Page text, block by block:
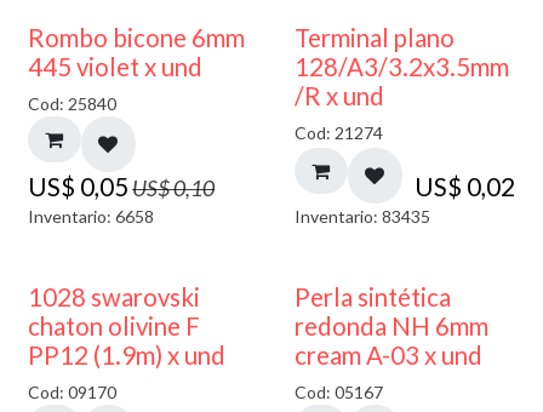
50% DESCUENTO
Rombo bicone 6mm
445 violet x und
Cod: 25840
US$ 0,05US$0,10
Inventario: 6658
Terminal plano
128/A3/3.2x3.5mm
/R x und
Cod: 21274
US$ 0,02
Inventario: 83435
1028 swarovski
chaton olivine F
PP12 (1.9m) x und
Cod: 09170
Perla sintética
redonda NH 6mm
cream A-03 x und
Cod: 05167